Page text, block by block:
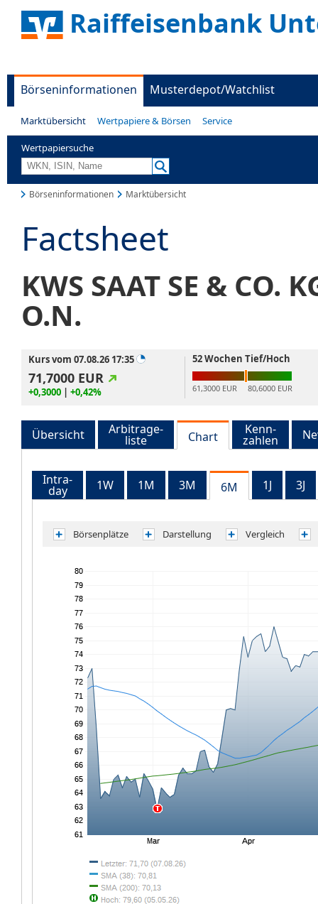
Raiffeisenbank
Börseninformationen Musterdepot/Watchlist
Marktübersicht Wertpapiere & Börsen Service
Wertpapiersuche
Börseninformationen Marktübersicht
Factsheet
KWS SAAT SE & CO.
O.N.
Kurs vom 07.08.26 17:35
71,7000 EUR
+0,3000 | +0,42%
52 Wochen Tief/Hoch
61,3000 EUR 80,6000 EUR
Übersicht Arbitrage-
liste Chart Kenn-
zahlen
Intra-
day 1W 1M 3M 6M 1J 3J
Börsenplätze Darstellung Vergleich